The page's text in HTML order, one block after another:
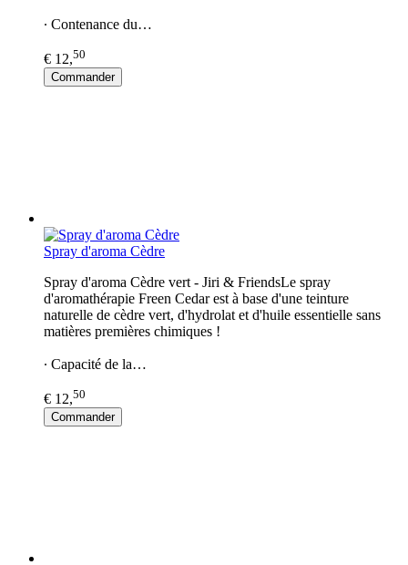
∙ Contenance du…
€ 12,50
Commander
Spray d'aroma Cèdre
Spray d'aroma Cèdre vert - Jiri & FriendsLe spray
d'aromathérapie Freen Cedar est à base d'une teinture
naturelle de cèdre vert, d'hydrolat et d'huile essentielle sans
matières premières chimiques !
∙ Capacité de la…
€ 12,50
Commander